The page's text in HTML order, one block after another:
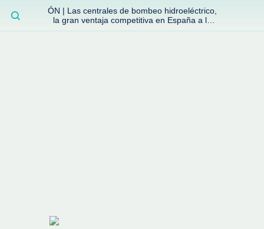
ÓN | Las centrales de bombeo hidroeléctrico,
la gran ventaja competitiva en España a la
que no se ha prestado la atención suficiente
BUSCAR